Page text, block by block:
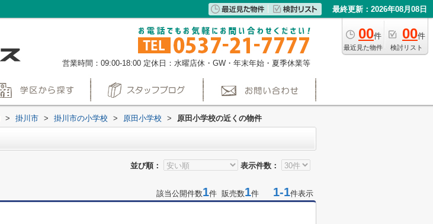
最終更新：2026年08月08日
00件
最近見た物件
00件
検討リスト
営業時間：09:00-18:00 定休日：水曜店休・GW・年末年始・夏季休業等
> 掛川市 > 掛川市の小学校 > 原田小学校 > 原田小学校の近くの物件
並び順： 表示件数：
該当公開件数1件 販売数1件 1-1件表示